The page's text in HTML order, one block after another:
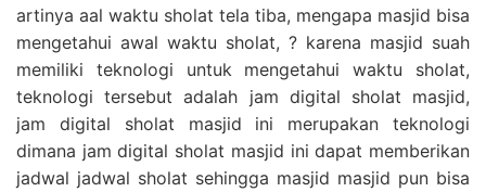
artinya aal waktu sholat tela tiba, mengapa masjid bisa
mengetahui awal waktu sholat, ? karena masjid suah
memiliki teknologi untuk mengetahui waktu sholat,
teknologi tersebut adalah jam digital sholat masjid,
jam digital sholat masjid ini merupakan teknologi
dimana jam digital sholat masjid ini dapat memberikan
jadwal jadwal sholat sehingga masjid masjid pun bisa